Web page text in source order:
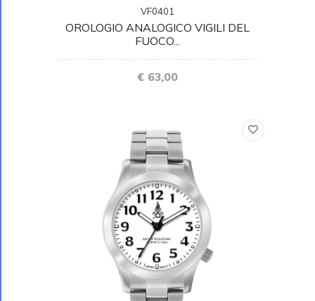
VF0401
OROLOGIO ANALOGICO VIGILI DEL
FUOCO...
€ 63,00